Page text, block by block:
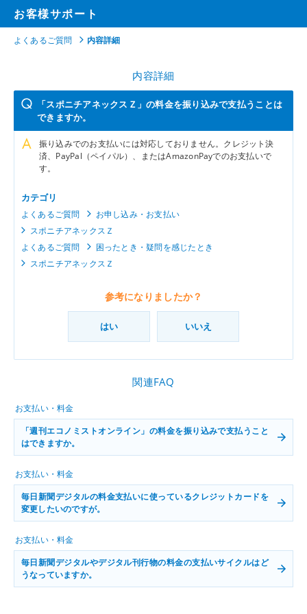
お客様サポート
よくあるご質問 内容詳細
内容詳細
「スポニチアネックスＺ」の料金を振り込みで支払うことは
できますか。
振り込みでのお支払いには対応しておりません。クレジット決
済、PayPal（ペイパル）、またはAmazonPayでのお支払いで
す。
カテゴリ
よくあるご質問
お申し込み・お支払い
スポニチアネックスＺ
よくあるご質問
困ったとき・疑問を感じたとき
スポニチアネックスＺ
参考になりましたか？
はい いいえ
関連FAQ
お支払い・料金
「週刊エコノミストオンライン」の料金を振り込みで支払うこと
はできますか。
お支払い・料金
毎日新聞デジタルの料金支払いに使っているクレジットカードを
変更したいのですが。
お支払い・料金
毎日新聞デジタルやデジタル刊行物の料金の支払いサイクルはど
うなっていますか。